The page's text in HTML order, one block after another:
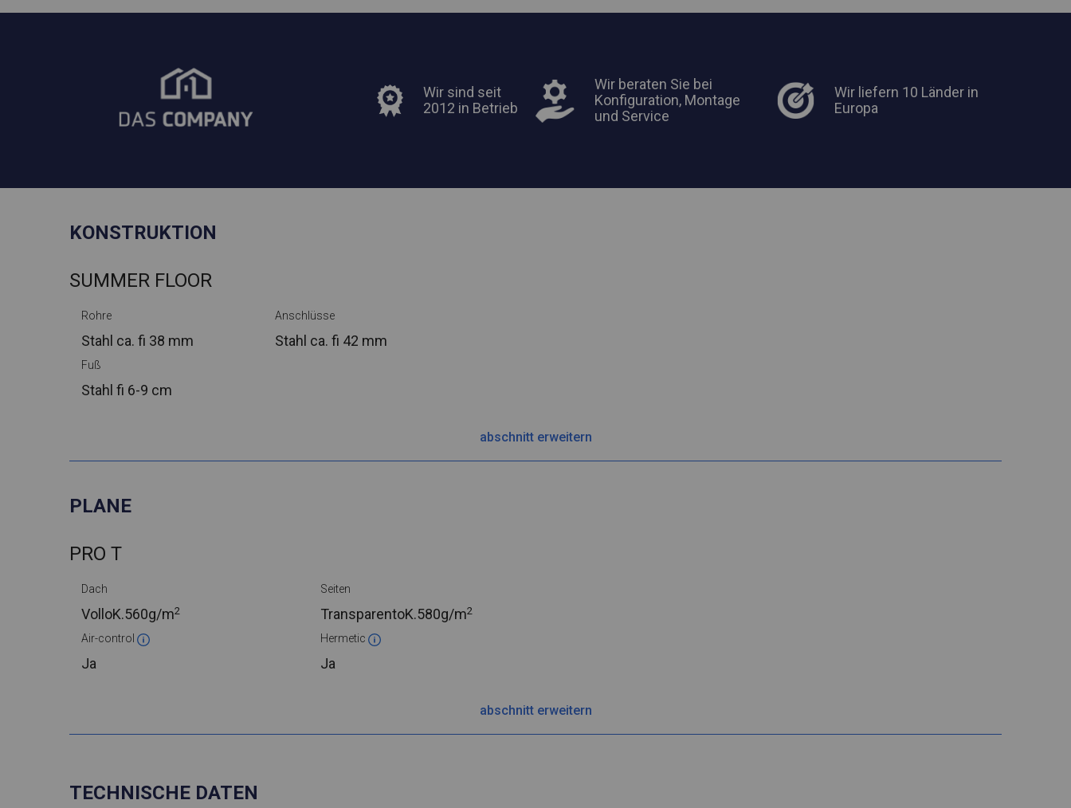
Wir sind seit
2012 in Betrieb
Wir beraten Sie bei
Konfiguration, Montage
und Service
Wir liefern 10 Länder in
Europa
KONSTRUKTION
SUMMER FLOOR
Rohre
Stahl ca. fi 38 mm
Anschlüsse
Stahl ca. fi 42 mm
Fuß
Stahl fi 6-9 cm
abschnitt erweitern
PLANE
PRO T
Dach
VolloK.560g/m2
Seiten
TransparentoK.580g/m2
Air-control
Ja
Hermetic
Ja
abschnitt erweitern
TECHNISCHE DATEN